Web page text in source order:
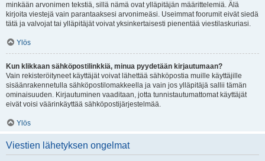
minkään arvonimen tekstiä, sillä nämä ovat ylläpitäjän määrittelemiä. Älä
kirjoita viestejä vain parantaaksesi arvonimeäsi. Useimmat foorumit eivät siedä
tätä ja valvojat tai ylläpitäjät voivat yksinkertaisesti pienentää viestilaskuriasi.
Ylös
Kun klikkaan sähköpostilinkkiä, minua pyydetään kirjautumaan?
Vain rekisteröityneet käyttäjät voivat lähettää sähköpostia muille käyttäjille
sisäänrakennetulla sähköpostilomakkeella ja vain jos ylläpitäjä sallii tämän
ominaisuuden. Kirjautuminen vaaditaan, jotta tunnistautumattomat käyttäjät
eivät voisi väärinkäyttää sähköpostijärjestelmää.
Ylös
Viestien lähetyksen ongelmat